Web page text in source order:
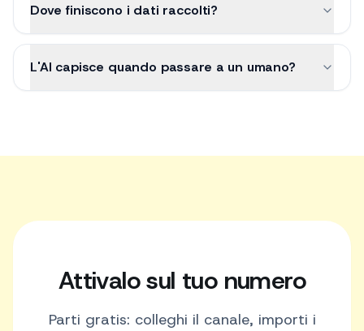
Dove finiscono i dati raccolti?
L'AI capisce quando passare a un umano?
Attivalo sul tuo numero
Parti gratis: colleghi il canale, importi i